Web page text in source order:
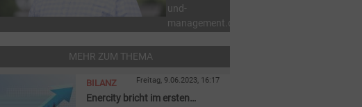
und-
management.de
MEHR ZUM THEMA
BILANZ Freitag, 9.06.2023, 16:17
Enercity bricht im ersten